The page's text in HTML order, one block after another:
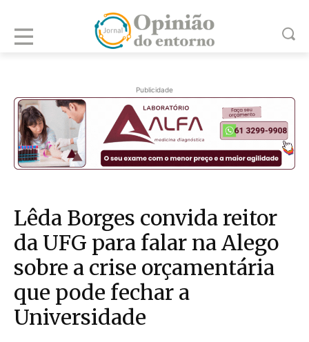
Publicidade
Lêda Borges convida reitor
da UFG para falar na Alego
sobre a crise orçamentária
que pode fechar a
Universidade